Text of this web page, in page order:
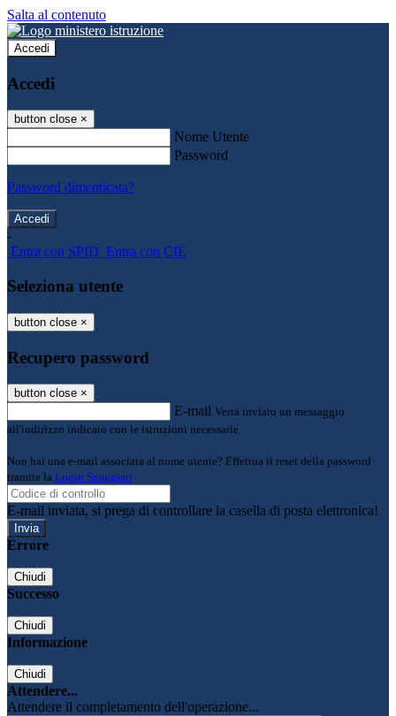
Salta al contenuto
Accedi
Accedi
button close ×
Nome Utente
Password
Password dimenticata?
-
Entra con SPID Entra con CIE
Seleziona utente
button close ×
Recupero password
button close ×
E-mail Verrà inviato un messaggio
all'indirizzo indicato con le istruzioni necessarie.
Non hai una e-mail associata al nome utente? Effettua il reset della password
tramite la Login Spaggiari
E-mail inviata, si prega di controllare la casella di posta elettronica!
Errore
Chiudi
Successo
Chiudi
Informazione
Chiudi
Attendere...
Attendere il completamento dell'operazione...